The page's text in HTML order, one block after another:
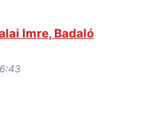
Imre, Badaló